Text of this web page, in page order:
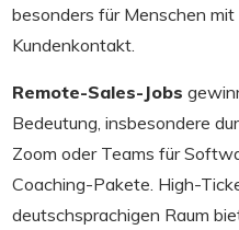
besonders für Menschen
Kundenkontakt.
Remote-Sales-Jobs
Bedeutung, insbesondere
Zoom oder Teams für
Coaching-Pakete. High-
deutschsprachigen Raum